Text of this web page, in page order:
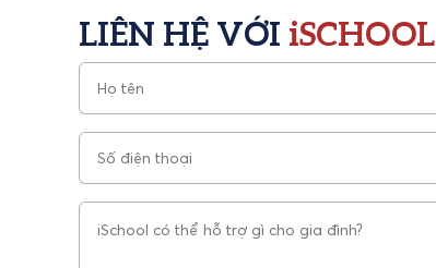
LIÊN HỆ VỚI iSCHOOL